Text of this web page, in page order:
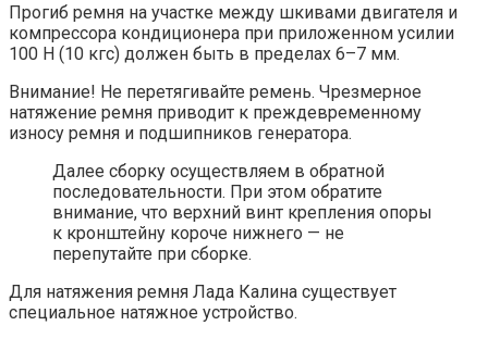
Прогиб ремня на участке между шкивами двигателя и
компрессора кондиционера при приложенном усилии
100 Н (10 кгс) должен быть в пределах 6–7 мм.
Внимание! Не перетягивайте ремень. Чрезмерное
натяжение ремня приводит к преждевременному
износу ремня и подшипников генератора.
Далее сборку осуществляем в обратной
последовательности. При этом обратите
внимание, что верхний винт крепления опоры
к кронштейну короче нижнего — не
перепутайте при сборке.
Для натяжения ремня Лада Калина существует
специальное натяжное устройство.